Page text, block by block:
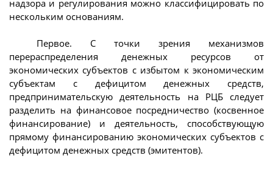
надзора и регулирования можно классифицировать по
нескольким основаниям.
Первое. С точки зрения механизмов
перераспределения денежных ресурсов от
экономических субъектов с избытом к экономическим
субъектам с дефицитом денежных средств,
предпринимательскую деятельность на РЦБ следует
разделить на финансовое посредничество (косвенное
финансирование) и деятельность, способствующую
прямому финансированию экономических субъектов с
дефицитом денежных средств (эмитентов).